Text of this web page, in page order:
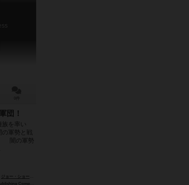
団！
を率い
軍勢と戦
闇の軍勢
ジョー・ショークロス（Joe Shawcross）
Company）